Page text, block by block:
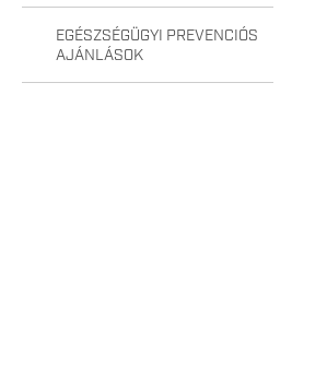
EGÉSZSÉGÜGYI PREVENCIÓS
AJÁNLÁSOK